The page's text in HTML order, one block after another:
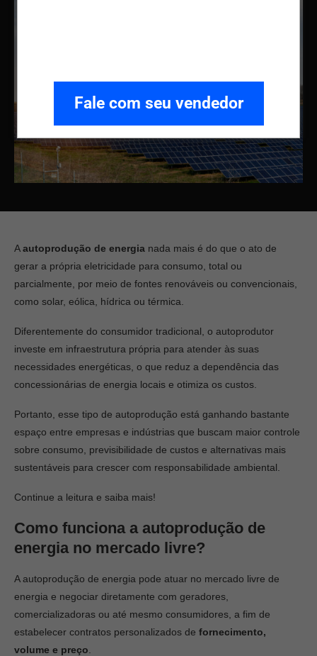
Fale com seu vendedor
Aautoprodução de energia nada mais é do que o ato de
gerar a própria eletricidade para consumo, total ou
parcialmente, por meio de fontes renováveis ou convencionais,
como solar, eólica, hídrica ou térmica.
Diferentemente do consumidor tradicional, o autoprodutor
investe em infraestrutura própria para atender às suas
necessidades energéticas, o que reduz a dependência das
concessionárias de energia locais e otimiza os custos.
Portanto, esse tipo de autoprodução está ganhando bastante
espaço entre empresas e indústrias que buscam maior controle
sobre consumo, previsibilidade de custos e alternativas mais
sustentáveis para crescer com responsabilidade ambiental.
Continue a leitura e saiba mais!
Como funciona a autoprodução de
energia no mercado livre?
A autoprodução de energia pode atuar no mercado livre de
energia e negociar diretamente com geradores,
comercializadoras ou até mesmo consumidores, a fim de
estabelecer contratos personalizados de fornecimento,
volume e preço